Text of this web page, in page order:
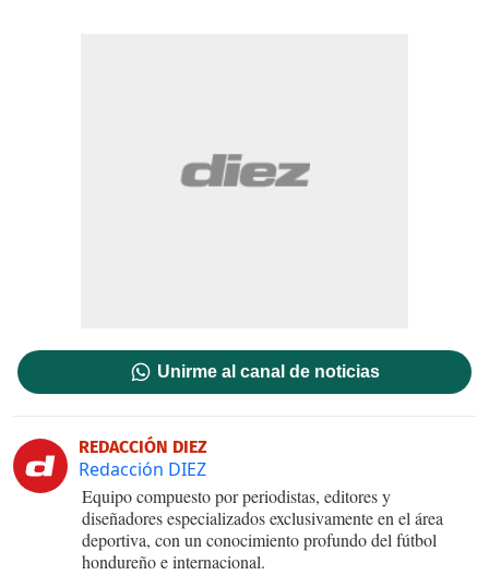
Unirme al canal de noticias
REDACCIÓN DIEZ
Redacción DIEZ
Equipo compuesto por periodistas, editores y
diseñadores especializados exclusivamente en el área
deportiva, con un conocimiento profundo del fútbol
hondureño e internacional.